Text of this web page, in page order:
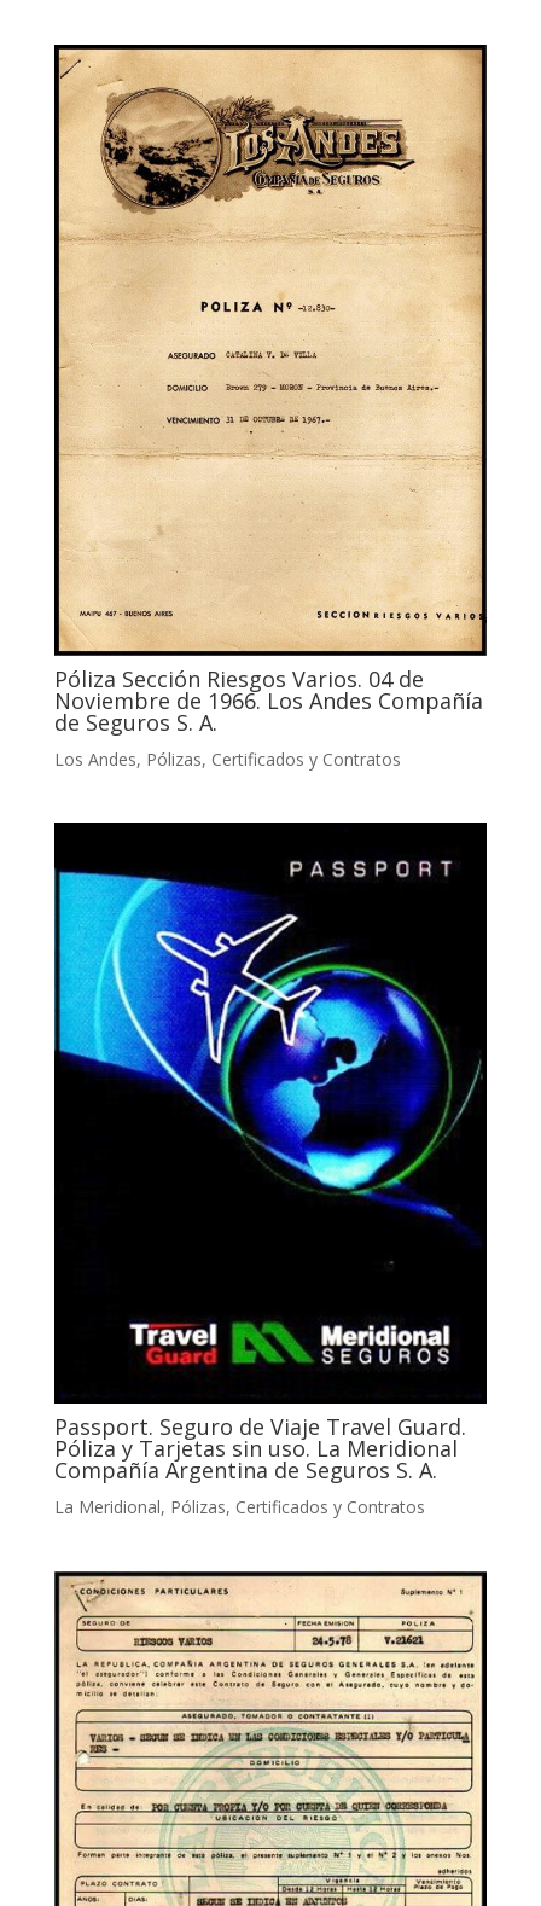
Póliza Sección Riesgos Varios. 04 de
Noviembre de 1966. Los Andes Compañía
de Seguros S. A.
Los Andes, Pólizas, Certificados y Contratos
Passport. Seguro de Viaje Travel Guard.
Póliza y Tarjetas sin uso. La Meridional
Compañía Argentina de Seguros S. A.
La Meridional, Pólizas, Certificados y Contratos